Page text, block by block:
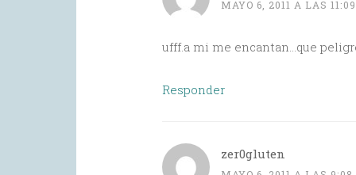
MAYO 6, 2011 A LAS
ufff.a mi me encantan…que
Responder
zer0gluten